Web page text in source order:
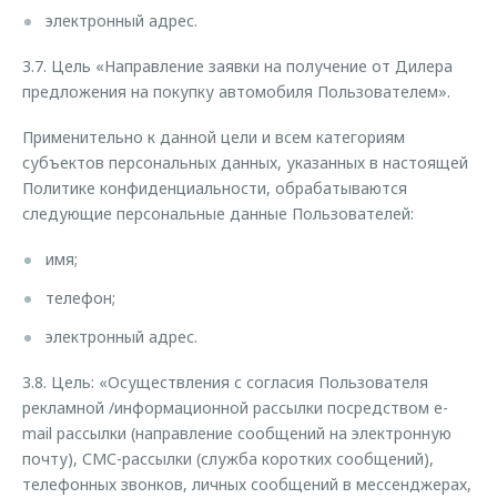
электронный адрес.
3.7. Цель «Направление заявки на получение от Дилера
предложения на покупку автомобиля Пользователем».
Применительно к данной цели и всем категориям
субъектов персональных данных, указанных в настоящей
Политике конфиденциальности, обрабатываются
следующие персональные данные Пользователей:
имя;
телефон;
электронный адрес.
3.8. Цель: «Осуществления с согласия Пользователя
рекламной /информационной рассылки посредством e-
mail рассылки (направление сообщений на электронную
почту), СМС-рассылки (служба коротких сообщений),
телефонных звонков, личных сообщений в мессенджерах,